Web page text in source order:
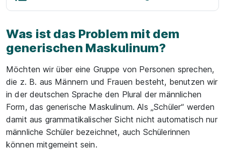
Was ist das Problem mit dem
generischen Maskulinum?
Möchten wir über eine Gruppe von Personen sprechen,
die z. B. aus Männern und Frauen besteht, benutzen wir
in der deutschen Sprache den Plural der männlichen
Form, das generische Maskulinum. Als „Schüler“ werden
damit aus grammatikalischer Sicht nicht automatisch nur
männliche Schüler bezeichnet, auch Schülerinnen
können mitgemeint sein.